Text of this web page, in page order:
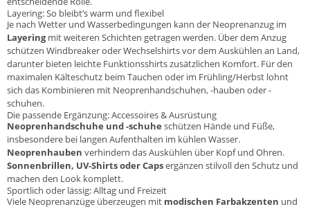
Layering: So bleibt’s warm und flexibel
Je nach Wetter und Wasserbedingungen kann der Neoprenanzug im
Layeringmit weiteren Schichten getragen werden. Über dem Anzug
schützen Windbreaker oder Wechselshirts vor dem Auskühlen an Land,
darunter bieten leichte Funktionsshirts zusätzlichen Komfort. Für den
maximalen Kälteschutz beim Tauchen oder im Frühling/Herbst lohnt
sich das Kombinieren mit Neoprenhandschuhen, -hauben oder -
schuhen.
Die passende Ergänzung: Accessoires & Ausrüstung
Neoprenhandschuhe und -schuhe schützen Hände und Füße,
insbesondere bei langen Aufenthalten im kühlen Wasser.
Neoprenhauben verhindern das Auskühlen über Kopf und Ohren.
Sonnenbrillen, UV-Shirts oder Capsergänzen stilvoll den Schutz und
machen den Look komplett.
Sportlich oder lässig: Alltag und Freizeit
Viele Neoprenanzüge überzeugen mit modischen Farbakzenten und